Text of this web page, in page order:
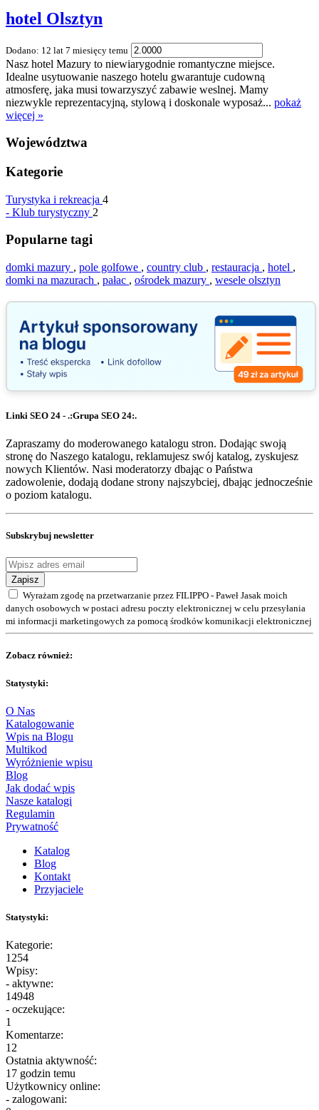
hotel Olsztyn
Dodano: 12 lat 7 miesięcy temu
Nasz hotel Mazury to niewiarygodnie romantyczne miejsce.
Idealne usytuowanie naszego hotelu gwarantuje cudowną
atmosferę, jaka musi towarzyszyć zabawie weslnej. Mamy
niezwykle reprezentacyjną, stylową i doskonale wyposaż... pokaż
więcej »
Województwa
Kategorie
Turystyka i rekreacja 4
- Klub turystyczny 2
Popularne tagi
domki mazury , pole golfowe , country club , restauracja , hotel ,
domki na mazurach , pałac , ośrodek mazury , wesele olsztyn
Linki SEO 24 - .:Grupa SEO 24:.
Zapraszamy do moderowanego katalogu stron. Dodając swoją
stronę do Naszego katalogu, reklamujesz swój katalog, zyskujesz
nowych Klientów. Nasi moderatorzy dbając o Państwa
zadowolenie, dodają dodane strony najszybciej, dbając jednocześnie
o poziom katalogu.
Subskrybuj newsletter
Zapisz
Wyrażam zgodę na przetwarzanie przez FILIPPO - Paweł Jasak moich
danych osobowych w postaci adresu poczty elektronicznej w celu przesyłania
mi informacji marketingowych za pomocą środków komunikacji elektronicznej
Zobacz również:
Statystyki:
O Nas
Katalogowanie
Wpis na Blogu
Multikod
Wyróżnienie wpisu
Blog
Jak dodać wpis
Nasze katalogi
Regulamin
Prywatność
Katalog
Blog
Kontakt
Przyjaciele
Statystyki:
Kategorie:
1254
Wpisy:
- aktywne:
14948
- oczekujące:
1
Komentarze:
12
Ostatnia aktywność:
17 godzin temu
Użytkownicy online:
- zalogowani: